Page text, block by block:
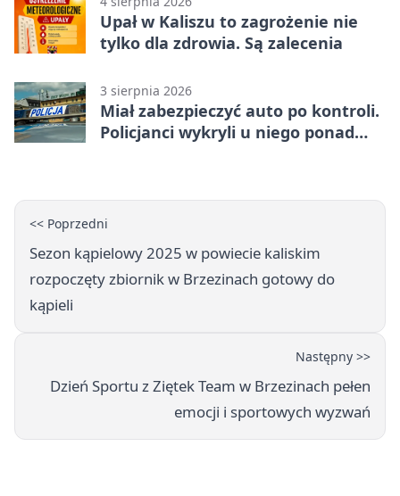
Upał w Kaliszu to zagrożenie nie
tylko dla zdrowia. Są zalecenia
3 sierpnia 2026
Miał zabezpieczyć auto po kontroli.
Policjanci wykryli u niego ponad
<< Poprzedni
Sezon kąpielowy 2025 w powiecie kaliskim
rozpoczęty zbiornik w Brzezinach gotowy do
kąpieli
Następny >>
Dzień Sportu z Ziętek Team w Brzezinach pełen
emocji i sportowych wyzwań